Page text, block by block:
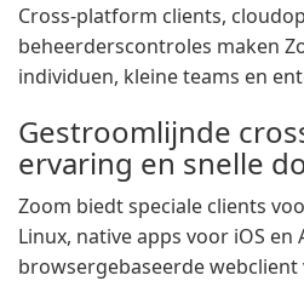
Cross-platform clients,
beheerderscontroles maken
individuen, kleine teams en
Gestroomlijnde
ervaring en snelle
Zoom biedt speciale clients
Linux, native apps voor iOS en
browsergebaseerde